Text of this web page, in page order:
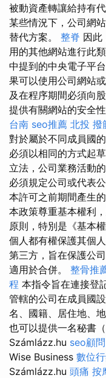
被動資產轉讓給持有
某些情況下，公司網
替代方案。 整脊 因此
用的其他網站進行此
中提到的中央電子平
果可以使用公司網站
及在程序期間必須向
提供有關網站的安全
台南 seo推薦 北投 撥
對於屬於不同成員國
必須以相同的方式起
立法，公司業務活動
必須規定公司或代表
本許可之前期間產生
本政策尊重基本權利
原則，特別是《基本
個人都有權保護其個
第三方，旨在保護公
適用於合併。 整骨推
程 本指令旨在連接登
管轄的公司在成員國
名、國籍、居住地、
也可以提供一名秘書
Számlázz.hu seo顧問
Wise Business 數位
Számlázz.hu 頭痛 按